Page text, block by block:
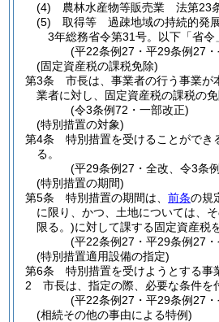
(4)
農林水産物等販売業 法第23
(5)
取得等 過疎地域の持続的発
3年総務省令第31号。以下「省令
(平22条例27・平29条例27
(固定資産税の課税免除)
第3条
市長は、事業者の行う事業が
業者に対し、固定資産税の課税の
(令3条例72・一部改正)
(特別措置の対象)
第4条
特別措置を受けることができ
る。
(平29条例27・全改、令3条
(特別措置の期間)
第5条
特別措置の期間は、 前条の規
に限り、かつ、土地については、
限る。)に対して課する固定資産税
(平22条例27・平29条例27
(特別措置適用設備の指定)
第6条
特別措置を受けようとする事
2
市長は、指定の際、必要な条件を
(平22条例27・平29条例27
(相続その他の事由による特例)